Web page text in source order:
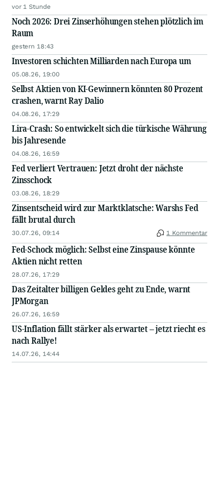
vor 1 Stunde
Noch 2026: Drei Zinserhöhungen stehen plötzlich im
Raum
gestern 18:43
Investoren schichten Milliarden nach Europa um
05.08.26, 19:00
Selbst Aktien von KI-Gewinnern könnten 80 Prozent
crashen, warnt Ray Dalio
04.08.26, 17:29
Lira-Crash: So entwickelt sich die türkische Währung
bis Jahresende
04.08.26, 16:59
Fed verliert Vertrauen: Jetzt droht der nächste
Zinsschock
03.08.26, 18:29
Zinsentscheid wird zur Marktklatsche: Warshs Fed
fällt brutal durch
30.07.26, 09:14 1 Kommentar
Fed-Schock möglich: Selbst eine Zinspause könnte
Aktien nicht retten
28.07.26, 17:29
Das Zeitalter billigen Geldes geht zu Ende, warnt
JPMorgan
26.07.26, 16:59
US-Inflation fällt stärker als erwartet – jetzt riecht es
nach Rallye!
14.07.26, 14:44